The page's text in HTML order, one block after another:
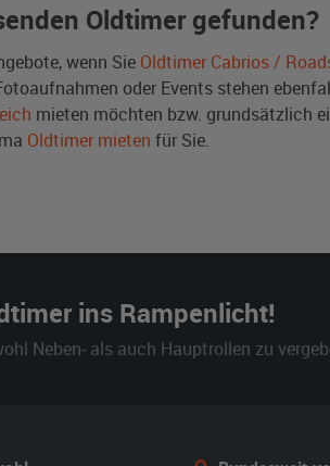
Oldtimer gefunden?
wenn Sie Oldtimer Cabrios /
oder Events stehen
mieten möchten bzw. grundsätzlich
Oldtimer mieten für Sie.
ins Rampenlicht!
Neben- als auch Hauptrollen zu